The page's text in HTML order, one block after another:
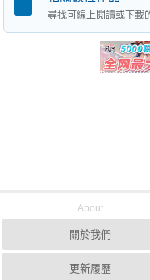
尋找可線上閱讀或下載
About
關於我們
更新履歷